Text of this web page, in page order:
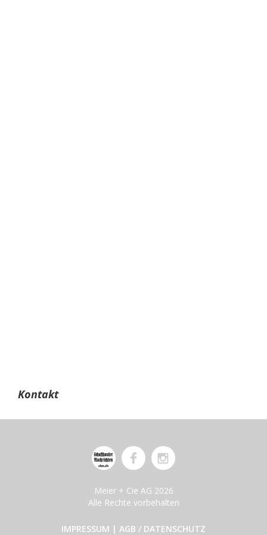
Kontakt
Meier + Cie AG 2026
Alle Rechte vorbehalten
IMPRESSUM | AGB / DATENSCHUTZ